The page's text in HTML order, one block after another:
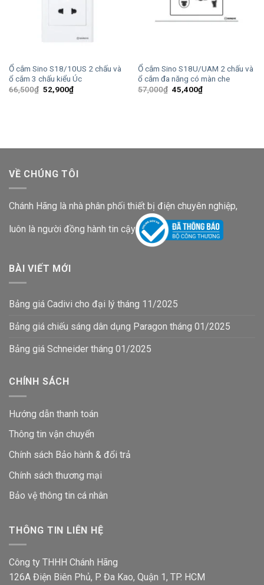
Ổ cắm Sino S18/10US 2 chấu và
ổ cắm 3 chấu kiểu Úc
66,500₫ Giá
gốc
52,900₫Giá
hiện
Ổ cắm Sino S18U/UAM 2 chấu và
ổ cắm đa năng có màn che
57,000₫ Giá
gốc
45,400₫Giá
hiện
VỀ CHÚNG TÔI
Chánh Hãng là nhà phân phối thiết bị điện chuyên nghiệp,
luôn là người đồng hành tin cậy
BÀI VIẾT MỚI
Bảng giá Cadivi cho đại lý tháng 11/2025
Bảng giá chiếu sáng dân dụng Paragon tháng 01/2025
Bảng giá Schneider tháng 01/2025
CHÍNH SÁCH
Hướng dẫn thanh toán
Thông tin vận chuyển
Chính sách Bảo hành & đổi trả
Chính sách thương mại
Bảo vệ thông tin cá nhân
THÔNG TIN LIÊN HỆ
Công ty THHH Chánh Hãng
126A Điện Biên Phủ, P. Đa Kao, Quận 1, TP. HCM